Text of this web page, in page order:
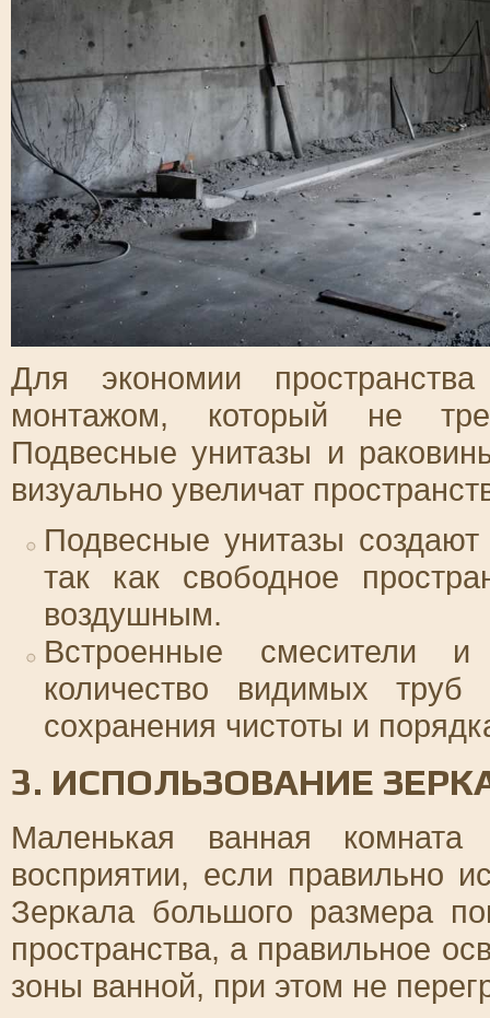
Для экономии
монтажом, который не
Подвесные унитазы и
визуально увеличат
Подвесные унитазы
так как свободное
воздушным.
Встроенные смесители и
количество видимых
сохранения чистоты и
3. ИСПОЛЬЗОВАНИЕ
Маленькая ванная
восприятии, если правильно
Зеркала большого размера
пространства, а правильное
зоны ванной, при этом не